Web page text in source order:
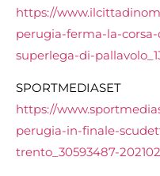
https://
perugia-ferma-la-
superlega-di-
SPORTMEDIASET
https://
perugia-in-finale-
trento_30593487-